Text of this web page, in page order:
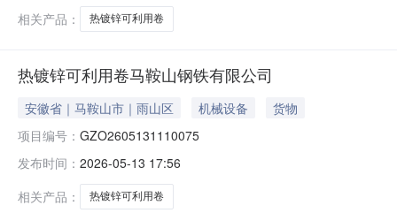
相关产品：
热镀锌可利用卷
热镀锌可利用卷马鞍山钢铁有限公司
安徽省｜马鞍山市｜雨山区 机械设备
货物
项目编号： GZO2605131110075
发布时间： 2026-05-13 17:56
相关产品：
热镀锌可利用卷